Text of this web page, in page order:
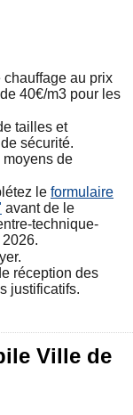
chauffage au prix
40€/m3 pour les
tailles et
sécurité.
moyens de
le formulaire
avant de le
technique-
réception des
justificatifs.
Ville de